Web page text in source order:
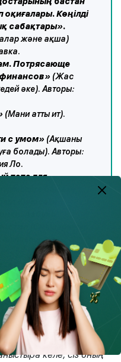
Көңілді
сабақтары».
және ақша)
Потрясающе
(Жас
әке). Авторы:
(Мани атты ит).
с умом» (Ақшаны
болады). Авторы:
Ло.
папа для
тетушки Совы»
апайдың
(Бай құндыз)
келе, сіз оның